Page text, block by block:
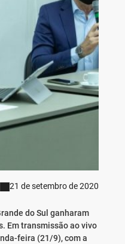
21 de setembro de 2020
do Sul ganharam
Em transmissão ao vivo
feira (21/9), com a